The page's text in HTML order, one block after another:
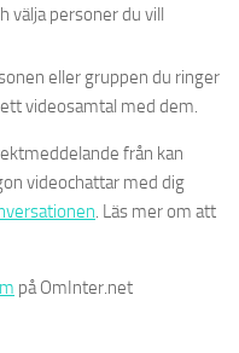
välja personer du vill
eller gruppen du ringer
videosamtal med dem.
från kan
videochattar med dig
. Läs mer om att
på OmInter.net